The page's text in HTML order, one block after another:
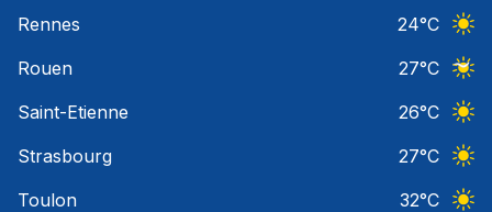
Rennes
24°C
Rouen
27°C
Saint-Etienne
26°C
Strasbourg
27°C
Toulon
32°C